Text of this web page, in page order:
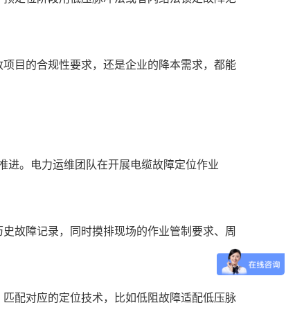
目的合规性要求，还是企业的降本需求，都能
进。电力运维团队在开展电缆故障定位作业
故障记录，同时摸排现场的作业管制要求、周
配对应的定位技术，比如低阻故障适配低压脉